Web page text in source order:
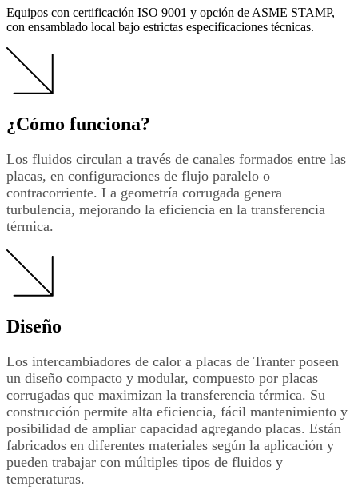
Equipos con certificación ISO 9001 y opción de ASME STAMP,
con ensamblado local bajo estrictas especificaciones técnicas.
¿Cómo funciona?
Los fluidos circulan a través de canales formados entre las
placas, en configuraciones de flujo paralelo o
contracorriente. La geometría corrugada genera
turbulencia, mejorando la eficiencia en la transferencia
térmica.
Diseño
Los intercambiadores de calor a placas de Tranter poseen
un diseño compacto y modular, compuesto por placas
corrugadas que maximizan la transferencia térmica. Su
construcción permite alta eficiencia, fácil mantenimiento y
posibilidad de ampliar capacidad agregando placas. Están
fabricados en diferentes materiales según la aplicación y
pueden trabajar con múltiples tipos de fluidos y
temperaturas.